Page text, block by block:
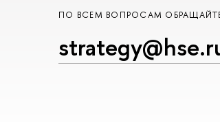
ПО ВСЕМ ВОПРОСАМ